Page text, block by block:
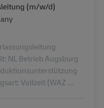
(m/w/d)
NL Betrieb Augsburg
Vollzeit (WAZ ...